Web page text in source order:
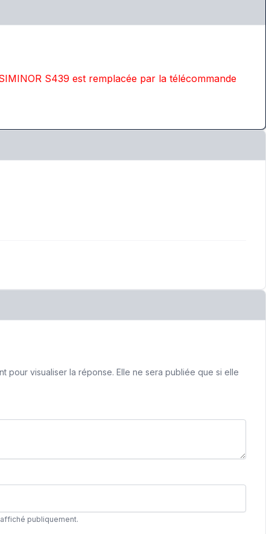
S439 est remplacée par la télécommande
visualiser la réponse. Elle ne sera publiée que si elle
publiquement.